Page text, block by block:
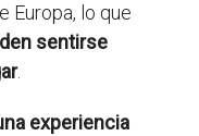
Europa, lo que
sentirse
.
experiencia